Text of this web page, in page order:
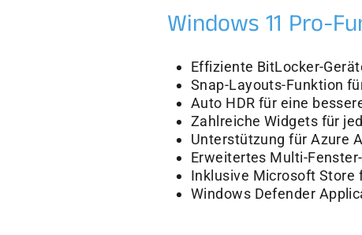
Windows 11 Pro-
Effiziente BitLocker-
Snap-Layouts-Funktion
Auto HDR für eine
Zahlreiche Widgets für
Unterstützung für Azure
Erweitertes Multi-
Inklusive Microsoft Store
Windows Defender